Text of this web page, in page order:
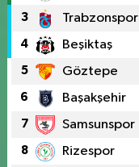
3 Trabzonspor
4 Beşiktaş
5 Göztepe
6 Başakşehir
7 Samsunspor
8 Rizespor